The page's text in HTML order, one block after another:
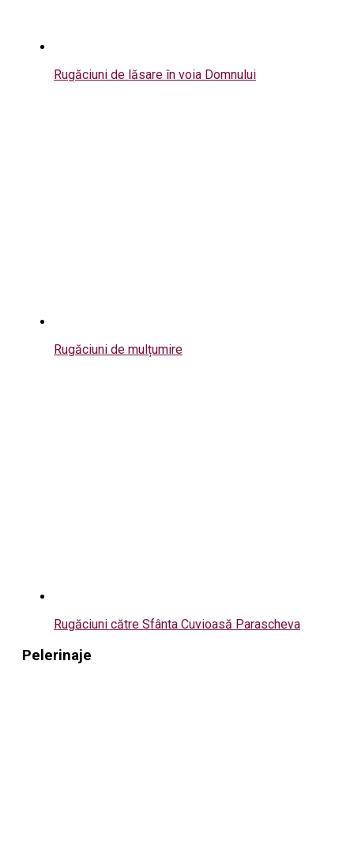
Rugăciuni de lăsare în voia Domnului
Rugăciuni de mulțumire
Rugăciuni către Sfânta Cuvioasă Parascheva
Pelerinaje